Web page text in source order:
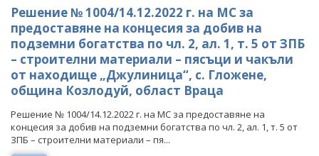
Решение № 1004/14.12.2022 г. на МС за
предоставяне на концесия за добив на
подземни богатства по чл. 2, ал. 1, т. 5 от ЗПБ
– строителни материали – пясъци и чакъли
от находище „Джулиница“, с. Гложене,
община Козлодуй, област Враца
Решение № 1004/14.12.2022 г. на МС за предоставяне на
концесия за добив на подземни богатства по чл. 2, ал. 1, т. 5 от
ЗПБ – строителни материали – пя...